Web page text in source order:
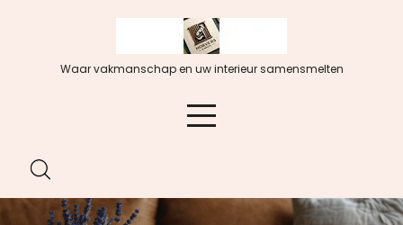
Waar vakmanschap en uw interieur samensmelten